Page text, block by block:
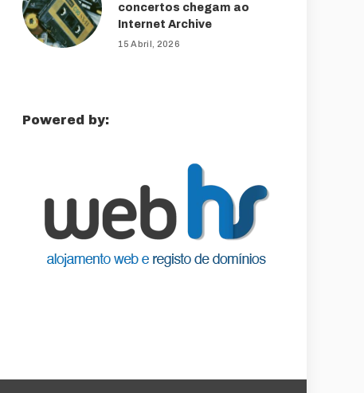
concertos chegam ao
Internet Archive
15 Abril, 2026
Powered by: